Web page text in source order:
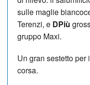
sulle maglie
Terenzi, e DPiù
gruppo Maxi.
Un gran sestetto
corsa.